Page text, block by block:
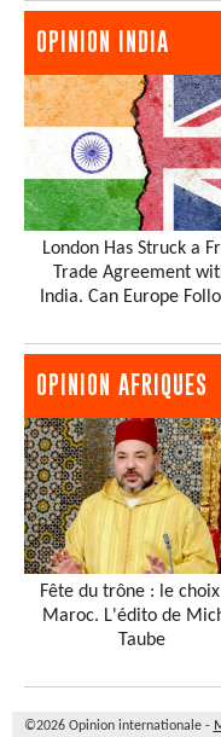
OPINION INDIA
London Has Struck a
Trade Agreement
India. Can Europe
OPINION AFRIQUES
Fête du trône : le
Maroc. L'édito de
Taube
©2026 Opinion internationale -